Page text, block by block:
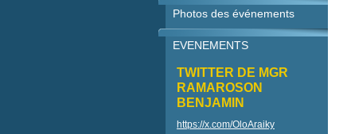
Photos des événements
EVENEMENTS
TWITTER DE MGR
RAMAROSON
BENJAMIN
https://x.com/OloAraiky